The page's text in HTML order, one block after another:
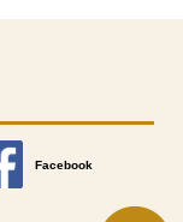
Facebook
別のウィンドウで開きます